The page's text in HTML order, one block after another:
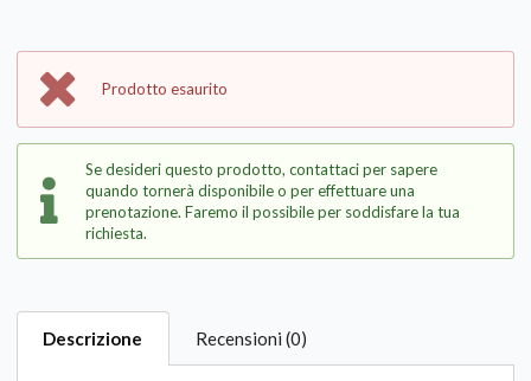
Prodotto esaurito
Se desideri questo prodotto, contattaci per sapere
quando tornerà disponibile o per effettuare una
prenotazione. Faremo il possibile per soddisfare la tua
richiesta.
Descrizione Recensioni (0)